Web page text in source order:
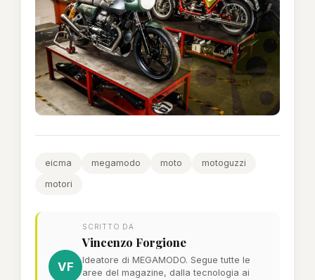
eicma megamodo moto
motoguzzi
motori
VF
SCRITTO DA
Vincenzo Forgione
Ideatore di MEGAMODO. Segue tutte le
aree del magazine, dalla tecnologia ai